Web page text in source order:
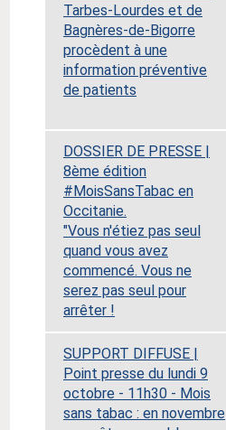
Tarbes-Lourdes et de
Bagnères-de-Bigorre
procèdent à une
information préventive
de patients
DOSSIER DE PRESSE |
8ème édition
#MoisSansTabac en
Occitanie.
"Vous n'étiez pas seul
quand vous avez
commencé. Vous ne
serez pas seul pour
arrêter !
SUPPORT DIFFUSE |
Point presse du lundi 9
octobre - 11h30 - Mois
sans tabac : en novembre